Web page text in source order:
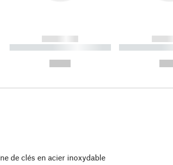
------------
----------- ----------- ----------
-----------
de clés en acier inoxydable